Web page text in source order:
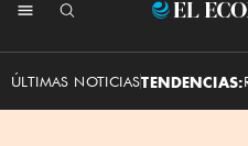
ÚLTIMAS NOTICIASTENDENCIAS: